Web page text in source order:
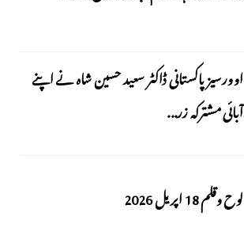
اوورسیز پاکستانی ڈاکٹر سعید حسین شاہ نے اپنے
آبائی مشترکہ زر...
لوح وقلم 18 اپریل 2026